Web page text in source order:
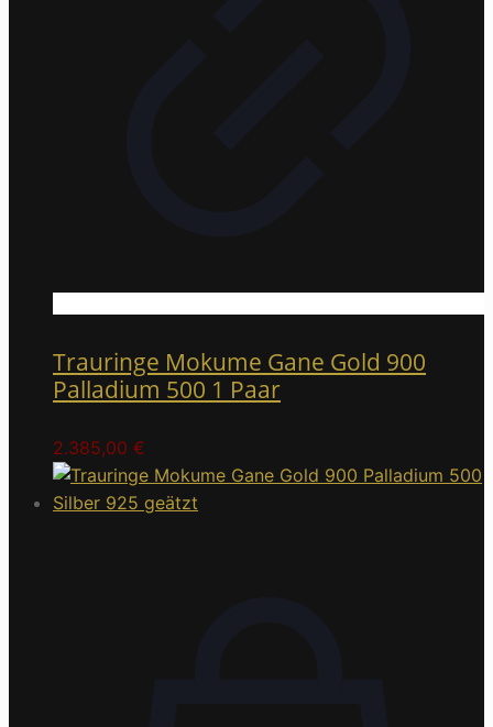
Trauringe Mokume Gane Gold 900
Palladium 500 1 Paar
2.385,00 €